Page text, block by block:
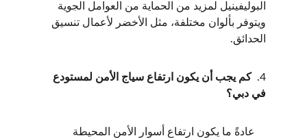
البوليفينيل لمزيد من الحماية من العوامل الجوية
ويتوفر بألوان مختلفة، مثل الأخضر لأعمال تنسيق
الحدائق.
4.
كم يجب أن يكون ارتفاع سياج الأمن لمستودع
في دبي؟
    عادةً ما يكون ارتفاع أسوار الأمن المحيطة